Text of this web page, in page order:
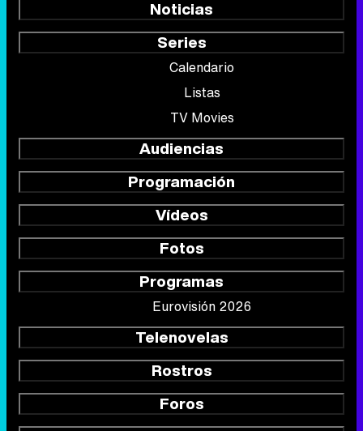
Noticias
Series
Calendario
Listas
TV Movies
Audiencias
Programación
Vídeos
Fotos
Programas
Eurovisión 2026
Telenovelas
Rostros
Foros